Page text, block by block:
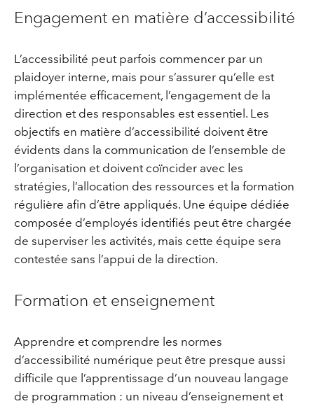
Engagement en matière d’accessibilité
L’accessibilité peut parfois commencer par un
plaidoyer interne, mais pour s’assurer qu’elle est
implémentée efficacement, l’engagement de la
direction et des responsables est essentiel. Les
objectifs en matière d’accessibilité doivent être
évidents dans la communication de l’ensemble de
l’organisation et doivent coïncider avec les
stratégies, l’allocation des ressources et la formation
régulière afin d’être appliqués. Une équipe dédiée
composée d’employés identifiés peut être chargée
de superviser les activités, mais cette équipe sera
contestée sans l’appui de la direction.
Formation et enseignement
Apprendre et comprendre les normes
d’accessibilité numérique peut être presque aussi
difficile que l’apprentissage d’un nouveau langage
de programmation : un niveau d’enseignement et